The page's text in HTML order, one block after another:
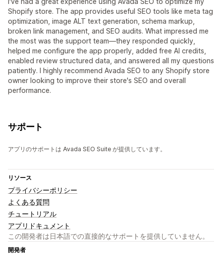
Shopify store. The app provides useful SEO tools like meta tag
optimization, image ALT text generation, schema markup,
broken link management, and SEO audits. What impressed me
the most was the support team—they responded quickly,
helped me configure the app properly, added free AI credits,
enabled review structured data, and answered all my questions
patiently. I highly recommend Avada SEO to any Shopify store
owner looking to improve their store's SEO and overall
performance.
サポート
アプリのサポートは Avada SEO Suite が提供しています。
リソース
プライバシーポリシー
よくある質問
チュートリアル
アプリドキュメント
この開発者は日本語での直接的なサポートを提供していません。
開発者